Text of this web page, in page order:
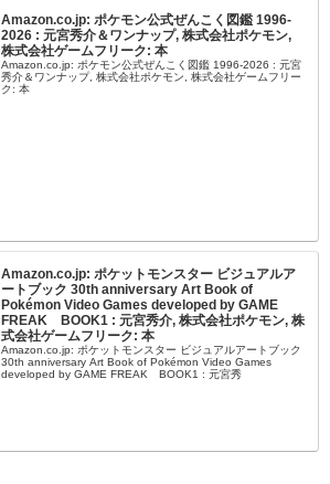
Amazon.co.jp: ポケモン公式ぜんこく図鑑 1996-
2026 : 元宮秀介＆ワンナップ, 株式会社ポケモン,
株式会社ゲームフリーク: 本
Amazon.co.jp: ポケモン公式ぜんこく図鑑 1996-2026 : 元宮
秀介＆ワンナップ, 株式会社ポケモン, 株式会社ゲームフリー
ク: 本
Amazon.co.jp: ポケットモンスター ビジュアルア
ートブック 30th anniversary Art Book of
Pokémon Video Games developed by GAME
FREAK BOOK1 : 元宮秀介, 株式会社ポケモン, 株
式会社ゲームフリーク: 本
Amazon.co.jp: ポケットモンスター ビジュアルアートブック
30th anniversary Art Book of Pokémon Video Games
developed by GAME FREAK BOOK1 : 元宮秀